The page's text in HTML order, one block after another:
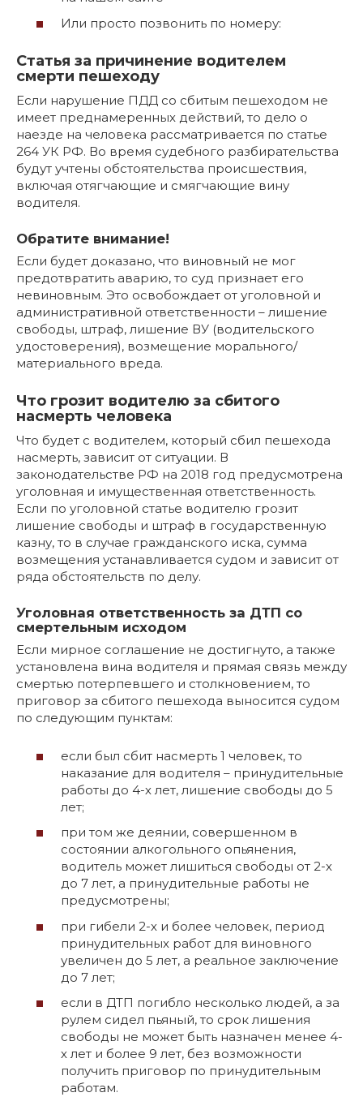
Или просто позвонить по номеру:
Статья за причинение водителем
смерти пешеходу
Если нарушение ПДД со сбитым пешеходом не
имеет преднамеренных действий, то дело о
наезде на человека рассматривается по статье
264 УК РФ. Во время судебного разбирательства
будут учтены обстоятельства происшествия,
включая отягчающие и смягчающие вину
водителя.
Обратите внимание!
Если будет доказано, что виновный не мог
предотвратить аварию, то суд признает его
невиновным. Это освобождает от уголовной и
административной ответственности – лишение
свободы, штраф, лишение ВУ (водительского
удостоверения), возмещение морального/
материального вреда.
Что грозит водителю за сбитого
насмерть человека
Что будет с водителем, который сбил пешехода
насмерть, зависит от ситуации. В
законодательстве РФ на 2018 год предусмотрена
уголовная и имущественная ответственность.
Если по уголовной статье водителю грозит
лишение свободы и штраф в государственную
казну, то в случае гражданского иска, сумма
возмещения устанавливается судом и зависит от
ряда обстоятельств по делу.
Уголовная ответственность за ДТП со
смертельным исходом
Если мирное соглашение не достигнуто, а также
установлена вина водителя и прямая связь между
смертью потерпевшего и столкновением, то
приговор за сбитого пешехода выносится судом
по следующим пунктам:
если был сбит насмерть 1 человек, то
наказание для водителя – принудительные
работы до 4-х лет, лишение свободы до 5
лет;
при том же деянии, совершенном в
состоянии алкогольного опьянения,
водитель может лишиться свободы от 2-х
до 7 лет, а принудительные работы не
предусмотрены;
при гибели 2-х и более человек, период
принудительных работ для виновного
увеличен до 5 лет, а реальное заключение
до 7 лет;
если в ДТП погибло несколько людей, а за
рулем сидел пьяный, то срок лишения
свободы не может быть назначен менее 4-
х лет и более 9 лет, без возможности
получить приговор по принудительным
работам.